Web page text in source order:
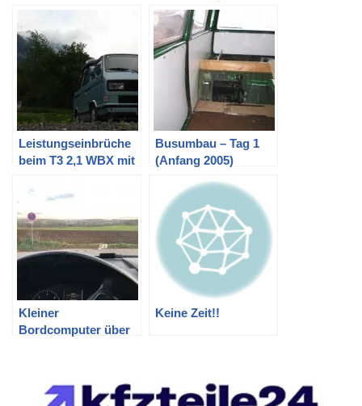
einbauen T3 – Teil 1
Leistungseinbrüche
beim T3 2,1 WBX mit
Busumbau – Tag 1
(Anfang 2005)
Kleiner
Bordcomputer über
nachrüsten
Keine Zeit!!